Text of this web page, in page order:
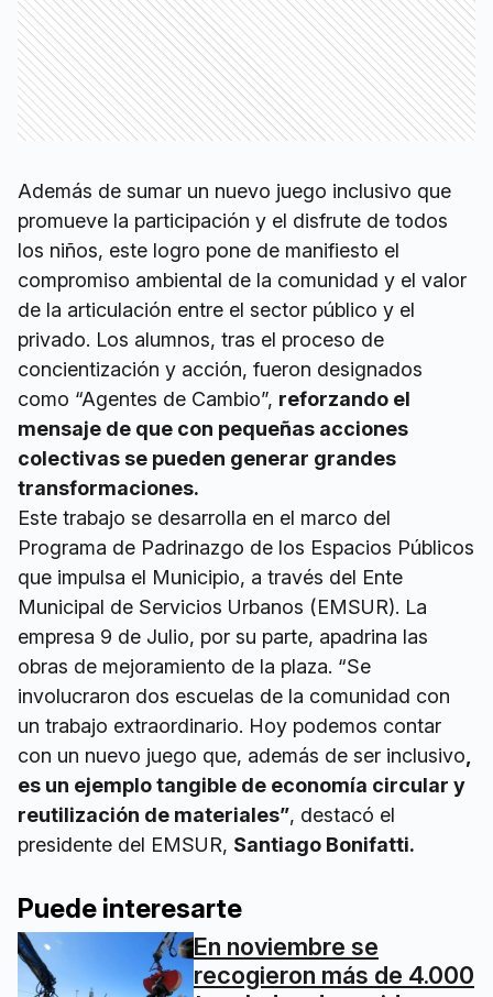
Además de sumar un nuevo juego inclusivo que
promueve la participación y el disfrute de todos
los niños, este logro pone de manifiesto el
compromiso ambiental de la comunidad y el valor
de la articulación entre el sector público y el
privado. Los alumnos, tras el proceso de
concientización y acción, fueron designados
como “Agentes de Cambio”, reforzando el
mensaje de que con pequeñas acciones
colectivas se pueden generar grandes
transformaciones.
Este trabajo se desarrolla en el marco del
Programa de Padrinazgo de los Espacios Públicos
que impulsa el Municipio, a través del Ente
Municipal de Servicios Urbanos (EMSUR). La
empresa 9 de Julio, por su parte, apadrina las
obras de mejoramiento de la plaza. “Se
involucraron dos escuelas de la comunidad con
un trabajo extraordinario. Hoy podemos contar
con un nuevo juego que, además de ser inclusivo,
es un ejemplo tangible de economía circular y
reutilización de materiales”, destacó el
presidente del EMSUR, Santiago Bonifatti.
Puede interesarte
En noviembre se
recogieron más de 4.000